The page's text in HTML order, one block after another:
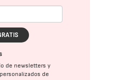
de newsletters y
de